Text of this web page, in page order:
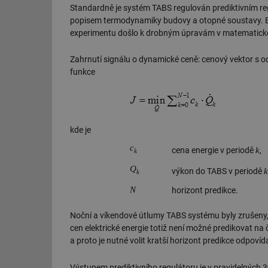
Standardně je systém TABS regulován prediktivním
popisem termodynamiky budovy a otopné soustavy.
experimentu došlo k drobným úpravám v
Zahrnutí signálu o dynamické ceně: cenový vektor s
funkce
kde je
ck cena energie v perioděk,
Qk výkon do TABS v perioděk
N horizont predikce.
Noční a víkendové útlumy TABS systému byly
cen elektrické energie totiž není možné predikovat
a proto je nutné volit kratší horizont predikce
g_csrf_token
id
id